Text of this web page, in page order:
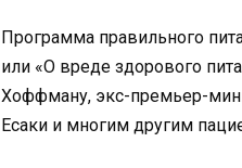
Программа правильного
или «О вреде здорового
Хоффману, экс-премьер-
Есаки и многим другим